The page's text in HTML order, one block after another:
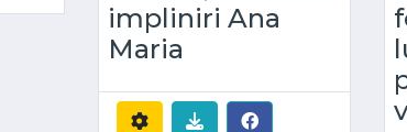
impliniri Ana
Maria